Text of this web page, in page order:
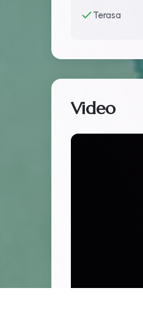
Terasa
Video